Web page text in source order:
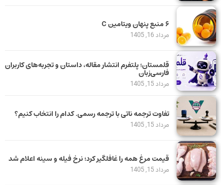
۶ منبع پنهان ویتامین C
مرداد 16, 1405
قلمستان؛ پلتفرم انتشار مقاله، داستان و تجربه‌های کاربران
فارسی‌زبان
مرداد 15, 1405
تفاوت ترجمه ناتی با ترجمه رسمی. کدام را انتخاب کنیم؟
مرداد 15, 1405
قیمت مرغ همه را غافلگیر کرد؛ نرخ فیله و سینه اعلام شد
مرداد 15, 1405